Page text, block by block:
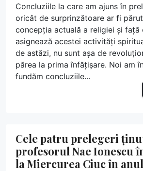
Concluziile la care am ajuns în
oricât de surprinzătoare ar fi
concepția actuală a religiei și față
asignează acestei activități
de astăzi, nu sunt așa de
părea la prima înfățișare. Noi am
fundăm concluziile...
Cele patru prelegeri
profesorul Nae Ionescu
la Miercurea Ciuc în anul